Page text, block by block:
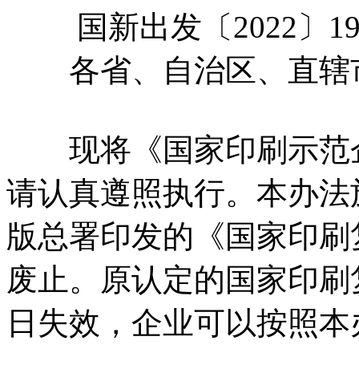
国新出发〔2022〕
各省、自治区、直辖
现将《国家印刷示范
请认真遵照执行。本办
版总署印发的《国家印
废止。原认定的国家印
日失效，企业可以按照